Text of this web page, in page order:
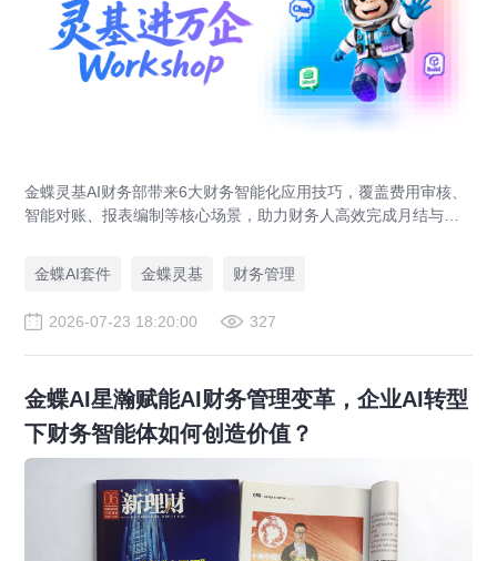
金蝶灵基AI财务部带来6大财务智能化应用技巧，覆盖费用审核、
智能对账、报表编制等核心场景，助力财务人高效完成月结与业
金蝶AI套件
金蝶灵基 财务管理
2026-07-23 18:20:00 327
金蝶AI星瀚赋能AI财务管理变革，企业AI转型
下财务智能体如何创造价值？